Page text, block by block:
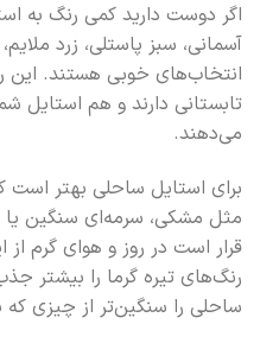
اگر دوست دارید کمی رنگ به
آسمانی، سبز پاستلی، زرد
انتخاب‌های خوبی هستند. این
تابستانی دارند و هم استایل
می‌دهند.
برای استایل ساحلی بهتر است
مثل مشکی، سرمه‌ای سنگین یا
قرار است در روز و هوای گرم از
رنگ‌های تیره گرما را بیشتر
ساحلی را سنگین‌تر از چیزی که